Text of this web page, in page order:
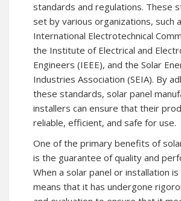
standards and regulations. These
set by various organizations, such
International Electrotechnical
the Institute of Electrical and
Engineers (IEEE), and the Solar
Industries Association (SEIA). By
these standards, solar panel
installers can ensure that their
reliable, efficient, and safe for use.
One of the primary benefits of
is the guarantee of quality and
When a solar panel or installation
means that it has undergone